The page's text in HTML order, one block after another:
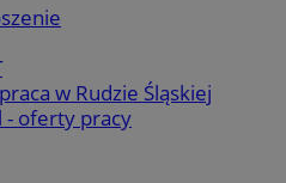
w Rudzie Śląskiej
- oferty pracy